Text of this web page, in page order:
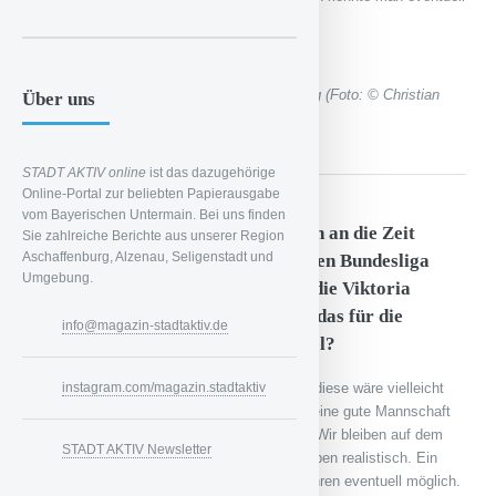
Die Fans beim Spiel gegen Kickers Würzburg (Foto: © Christian
Bergmann)
Viele Aschaffenburger erinnern sich an die Zeit
zurück als die Viktoria vor 20 Jahren Bundesliga
gespielt hat. Und sie würden gerne die Viktoria
wieder in der Bundesliga sehen. Ist das für die
nächsten Jahre ein realistisches Ziel?
Realistisches Ziel kann nur die 3. Liga sein, diese wäre vielleicht
irgendwann machbar. Doch braucht man für eine gute Mannschaft
auch die entsprechenden finanziellen Mittel. Wir bleiben auf dem
Boden und wirtschaften konservativ. Wir bleiben realistisch. Ein
Schritt in die 3. Liga wäre erst in ein paar Jahren eventuell möglich.
Über uns
STADT AKTIV online ist das dazugehörige
Online-Portal zur beliebten Papierausgabe
vom Bayerischen Untermain. Bei uns finden
Sie zahlreiche Berichte aus unserer Region
Aschaffenburg, Alzenau, Seligenstadt und
Umgebung.
info@magazin-stadtaktiv.de
instagram.com/magazin.stadtaktiv
STADT AKTIV Newsletter